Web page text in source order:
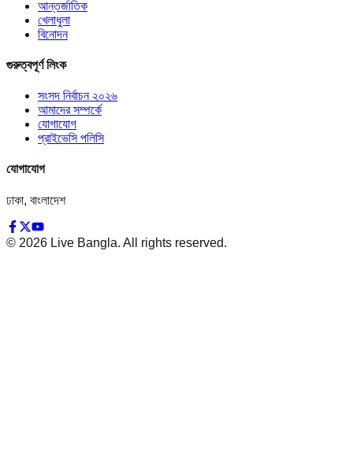
আন্তর্জাতিক
খেলাধুলা
বিনোদন
গুরুত্বপূর্ণ লিংক
সংসদ নির্বাচন ২০২৬
আমাদের সম্পর্কে
যোগাযোগ
প্রাইভেসি পলিসি
যোগাযোগ
ঢাকা, বাংলাদেশ
© 2026 Live Bangla. All rights reserved.